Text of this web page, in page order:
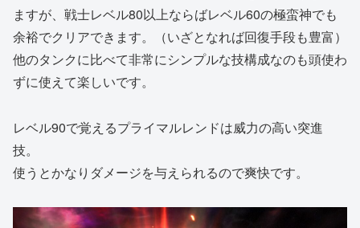
ますが、戦士レベル80以上ならばレベル60の極蛮神でも
余裕でクリアできます。（いざとなれば回復手段も豊富）
他のタンクに比べて非常にシンプルな技構成なのも頭使わ
ずに使えて楽しいです。
レベル90で覚えるプライマルレンドは威力の高い突進
技。
使うとかなりダメージを与えられるので爽快です。